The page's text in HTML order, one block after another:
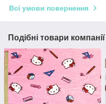
Всі умови повернення
Подібні товари компанії